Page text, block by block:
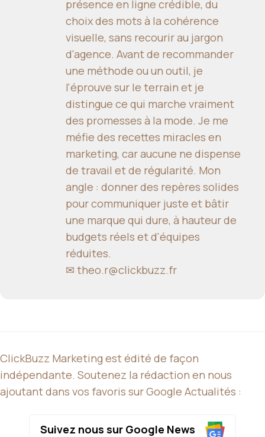
présence en ligne crédible, du
choix des mots à la cohérence
visuelle, sans recourir au jargon
d'agence. Avant de recommander
une méthode ou un outil, je
l'éprouve sur le terrain et je
distingue ce qui marche vraiment
des promesses à la mode. Je me
méfie des recettes miracles en
marketing, car aucune ne dispense
de travail et de régularité. Mon
angle : donner des repères solides
pour communiquer juste et bâtir
une marque qui dure, à hauteur de
budgets réels et d'équipes
réduites.
✉ theo.r@clickbuzz.fr
ClickBuzz Marketing est édité de façon
indépendante. Soutenez la rédaction en nous
ajoutant dans vos favoris sur Google Actualités :
Suivez nous sur Google News